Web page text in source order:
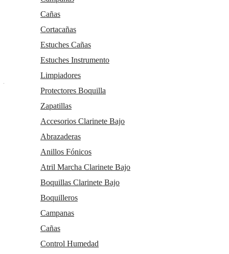
Cañas
Cortacañas
Estuches Cañas
Estuches Instrumento
Limpiadores
Protectores Boquilla
Zapatillas
Accesorios Clarinete Bajo
Abrazaderas
Anillos Fónicos
Atril Marcha Clarinete Bajo
Boquillas Clarinete Bajo
Boquilleros
Campanas
Cañas
Control Humedad
Solicitar más info
Suscríbete y disfruta de ventajas y exclusivas
promociones exclusivas
He leído y acepto elenvío de publicidad
C/ Maria Llacer 8 Bajo - 46007 Valencia
963 81 30 96 |